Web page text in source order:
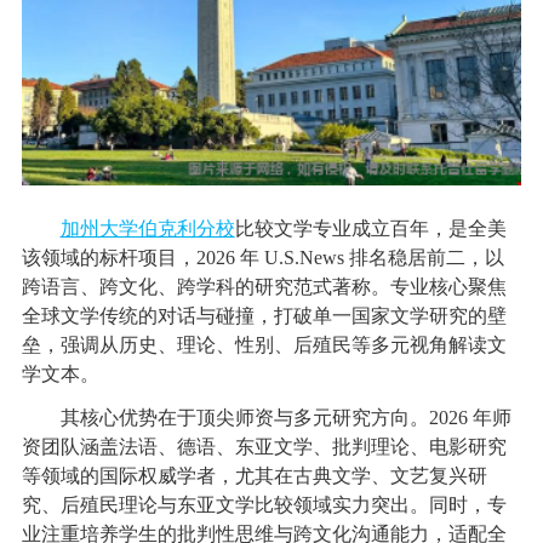
加州大学伯克利分校比较文学专业成立百年，是全美
该领域的标杆项目，2026 年 U.S.News 排名稳居前二，以
跨语言、跨文化、跨学科的研究范式著称。专业核心聚焦
全球文学传统的对话与碰撞，打破单一国家文学研究的壁
垒，强调从历史、理论、性别、后殖民等多元视角解读文
学文本。
其核心优势在于顶尖师资与多元研究方向。2026 年师
资团队涵盖法语、德语、东亚文学、批判理论、电影研究
等领域的国际权威学者，尤其在古典文学、文艺复兴研
究、后殖民理论与东亚文学比较领域实力突出。同时，专
业注重培养学生的批判性思维与跨文化沟通能力，适配全